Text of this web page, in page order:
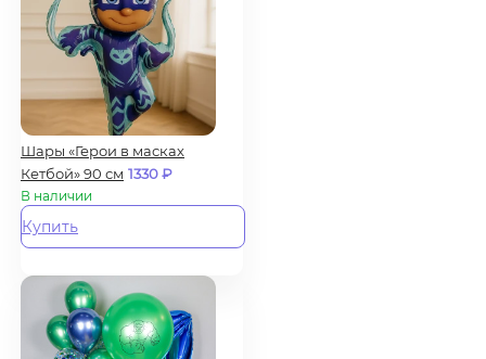
Шары «Герои в масках
Кетбой» 90 см 1330₽
В наличии
Купить